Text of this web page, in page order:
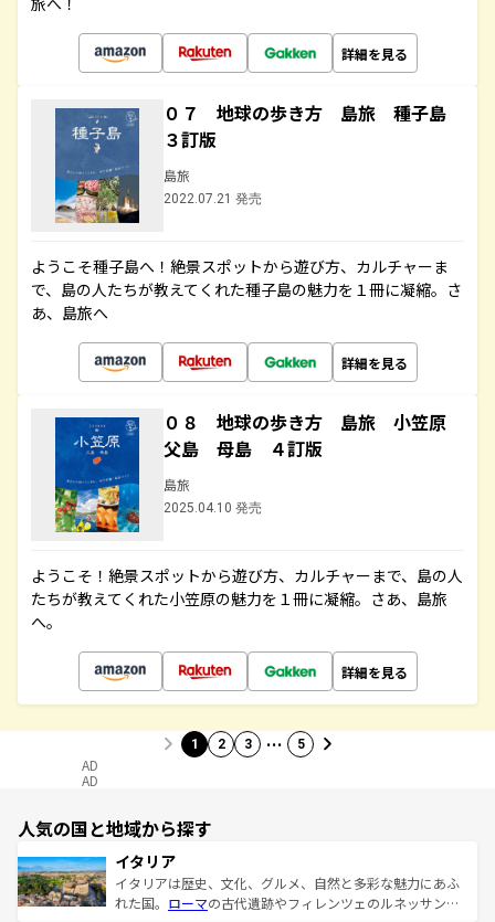
詳細を見る
０７ 地球の歩き方 島旅 種子島
３訂版
島旅
2022.07.21 発売
ようこそ種子島へ！絶景スポットから遊び方、カルチャーま
で、島の人たちが教えてくれた種子島の魅力を１冊に凝縮。さ
あ、島旅へ
詳細を見る
０８ 地球の歩き方 島旅 小笠原
父島 母島 ４訂版
島旅
2025.04.10 発売
ようこそ！絶景スポットから遊び方、カルチャーまで、島の人
たちが教えてくれた小笠原の魅力を１冊に凝縮。さあ、島旅
へ。
詳細を見る
1 2 3 … 5
AD
AD
人気の国と地域から探す
イタリア
イタリアは歴史、文化、グルメ、自然と多彩な魅力にあふ
れた国。 ローマの古代遺跡やフィレンツェのルネッサンス